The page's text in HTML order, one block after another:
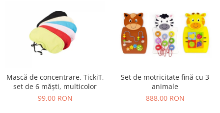
Mască de concentrare, TickiT,
set de 6 măști, multicolor
99,00 RON
Set de motricitate fină cu 3
animale
888,00 RON